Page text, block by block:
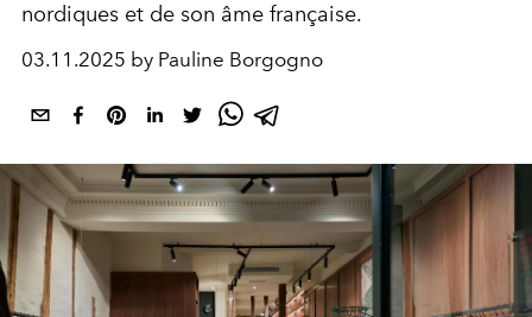
nordiques et de son âme française.
03.11.2025 by Pauline Borgogno